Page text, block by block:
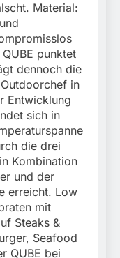
Material:
punktet
dennoch die
in
Entwicklung
sich in
die drei
Kombination
und der
erreicht. Low
mit
Steaks &
Seafood
QUBE bei